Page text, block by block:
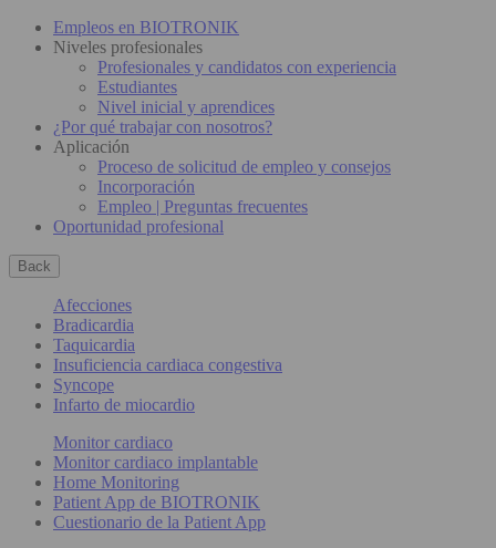
Empleos en BIOTRONIK
Niveles profesionales
Profesionales y candidatos con experiencia
Estudiantes
Nivel inicial y aprendices
¿Por qué trabajar con nosotros?
Aplicación
Proceso de solicitud de empleo y consejos
Incorporación
Empleo | Preguntas frecuentes
Oportunidad profesional
Back
Afecciones
Bradicardia
Taquicardia
Insuficiencia cardiaca congestiva
Syncope
Infarto de miocardio
Monitor cardiaco
Monitor cardiaco implantable
Home Monitoring
Patient App de BIOTRONIK
Cuestionario de la Patient App